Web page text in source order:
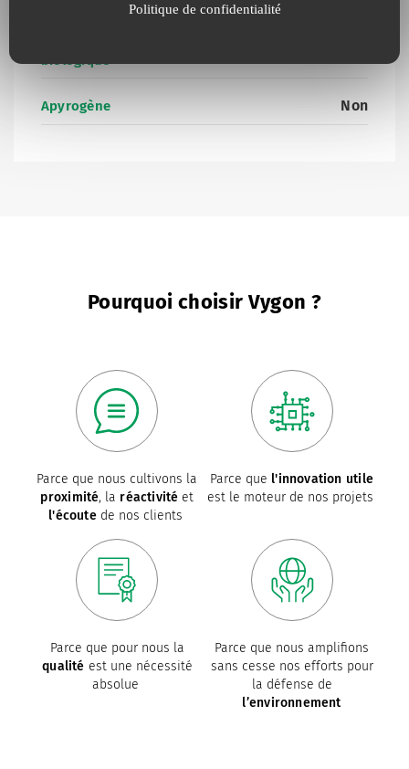
Politique de confidentialité
biologique
Apyrogène Non
Pourquoi choisir Vygon ?
Parce que nous cultivons la
proximité, la réactivité et
l'écoutede nos clients
Parce que l'innovation utile
est le moteur de nos projets
Parce que pour nous la
qualité est une nécessité
absolue
Parce que nous amplifions
sans cesse nos efforts pour
la défense de
l’environnement